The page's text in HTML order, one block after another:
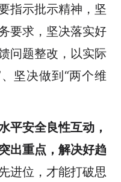
指示批示精神，坚
要求，坚决落实好
问题整改，以实际
坚决做到“两个维
平安全良性互动，
出重点，解决好趋
进位，才能打破思